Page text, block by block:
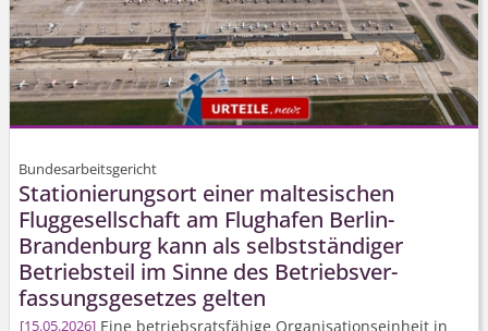
Bundesarbeitsgericht
Stationierungsort einer maltesischen
Fluggesellschaft am Flughafen Berlin-
Brandenburg kann als selbstständiger
Betriebsteil im Sinne des Betriebsver­
fassungsgesetzes gelten
15.05.2026 Eine betriebsratsfähige Organisati­onseinheit in